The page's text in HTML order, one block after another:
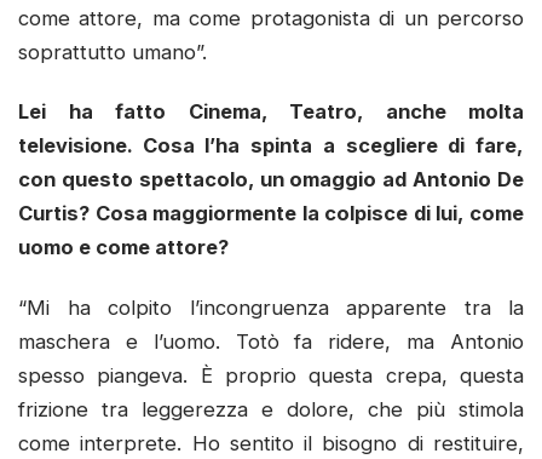
come attore, ma come protagonista di un percorso
soprattutto umano”.
Lei ha fatto Cinema, Teatro, anche molta
televisione. Cosa l’ha spinta a scegliere di fare,
con questo spettacolo, un omaggio ad Antonio De
Curtis? Cosa maggiormente la colpisce di lui, come
uomo e come attore?
“Mi ha colpito l’incongruenza apparente tra la
maschera e l’uomo. Totò fa ridere, ma Antonio
spesso piangeva. È proprio questa crepa, questa
frizione tra leggerezza e dolore, che più stimola
come interprete. Ho sentito il bisogno di restituire,